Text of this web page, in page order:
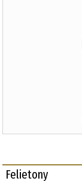
Felietony